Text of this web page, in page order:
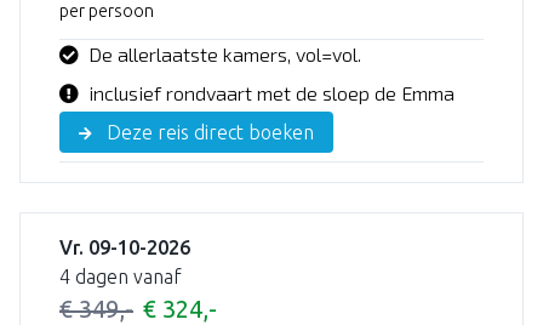
per persoon
De allerlaatste kamers, vol=vol.
inclusief rondvaart met de sloep de Emma
Deze reis direct boeken
Vr. 09-10-2026
4 dagen vanaf
€ 349,- € 324,-